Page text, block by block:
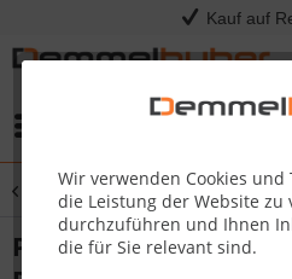
Kauf auf
Wir verwenden Cookies und
die Leistung der Website zu
durchzuführen und Ihnen
die für Sie relevant sind.
Übersicht Haushalt &
Panzerband XPRO 48